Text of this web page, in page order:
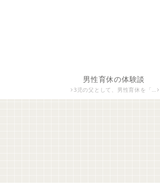
男性育休の体験談
3児の父として、男性育休を「取らなかった」「短期で取った」「長期で取った」すべての経験をまとめています。 実体験をもとに、育休を取る・取らない判断の背景や、家庭・仕事への影響、当事者だからこそ感じた葛藤や気づきを発信しています。